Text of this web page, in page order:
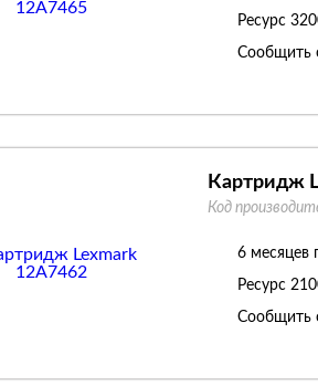
Ресурс
Сообщить
Картридж
Код
6 месяцев
Ресурс
Сообщить